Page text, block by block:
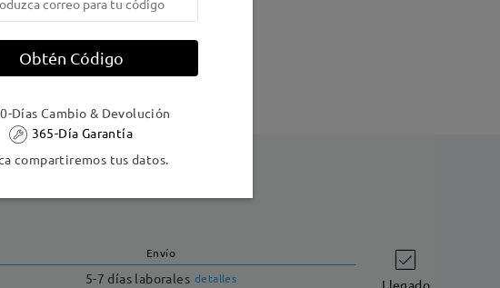
53 mm
Tr
Envío
5-7 días laborales detalles Llegado
Obtén Código
Días Cambio & Devolución
365-Día Garantía
compartiremos tus datos.